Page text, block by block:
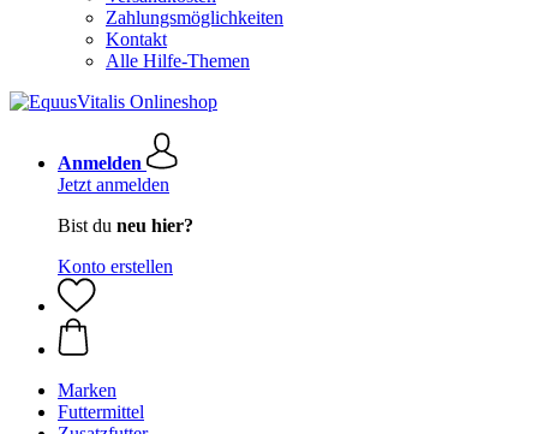
Zahlungsmöglichkeiten
Kontakt
Alle Hilfe-Themen
Anmelden
Jetzt anmelden
Bist du neu hier?
Konto erstellen
Marken
Futtermittel